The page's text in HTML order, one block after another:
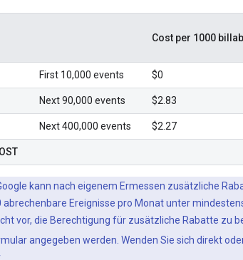
Cost per 1000
First 10,000 events $0
Next 90,000 events $2.83
Next 400,000 events $2.27
kann nach eigenem Ermessen zusätzliche
abrechenbare Ereignisse pro Monat unter
vor, die Berechtigung für zusätzliche Rabatte
angegeben werden. Wenden Sie sich direkt